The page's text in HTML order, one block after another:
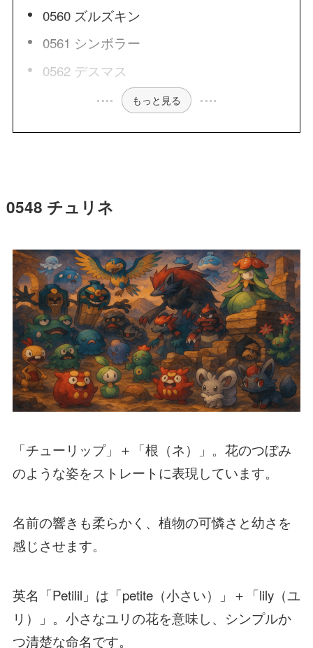
0560 ズルズキン
0561 シンボラー
0562 デスマス
もっと見る
0548 チュリネ
「チューリップ」＋「根（ネ）」。花のつぼみ
のような姿をストレートに表現しています。
名前の響きも柔らかく、植物の可憐さと幼さを
感じさせます。
英名「Petilil」は「petite（小さい）」＋「lily（ユ
リ）」。小さなユリの花を意味し、シンプルか
つ清楚な命名です。